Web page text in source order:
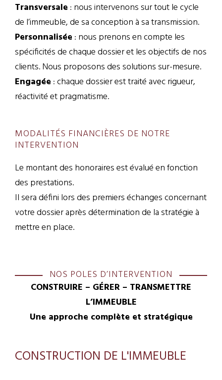
Transversale : nous intervenons sur tout le cycle
de l’immeuble, de sa conception à sa transmission.
Personnalisée : nous prenons en compte les
spécificités de chaque dossier et les objectifs de nos
clients. Nous proposons des solutions sur-mesure.
Engagée : chaque dossier est traité avec rigueur,
réactivité et pragmatisme.
MODALITÉS FINANCIÈRES DE NOTRE
INTERVENTION
Le montant des honoraires est évalué en fonction
des prestations.
Il sera défini lors des premiers échanges concernant
votre dossier après détermination de la stratégie à
mettre en place.
NOS POLES D’INTERVENTION
CONSTRUIRE – GÉRER – TRANSMETTRE
L’IMMEUBLE
Une approche complète et stratégique
CONSTRUCTION DE L'IMMEUBLE